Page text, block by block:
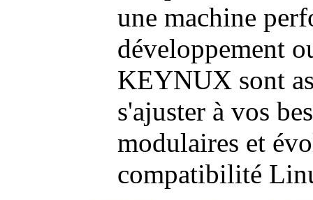
une machine
développement
KEYNUX sont
s'ajuster à vos
modulaires et
compatibilité